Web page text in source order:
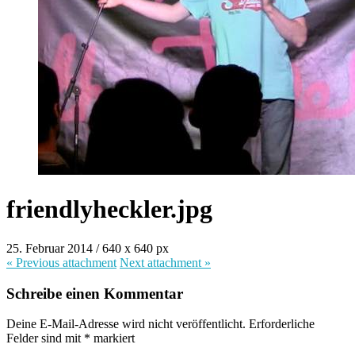
friendlyheckler.jpg
25. Februar 2014 /640 x 640 px
« Previous attachment Next attachment »
Schreibe einen Kommentar
Deine E-Mail-Adresse wird nicht veröffentlicht. Erforderliche
Felder sind mit * markiert